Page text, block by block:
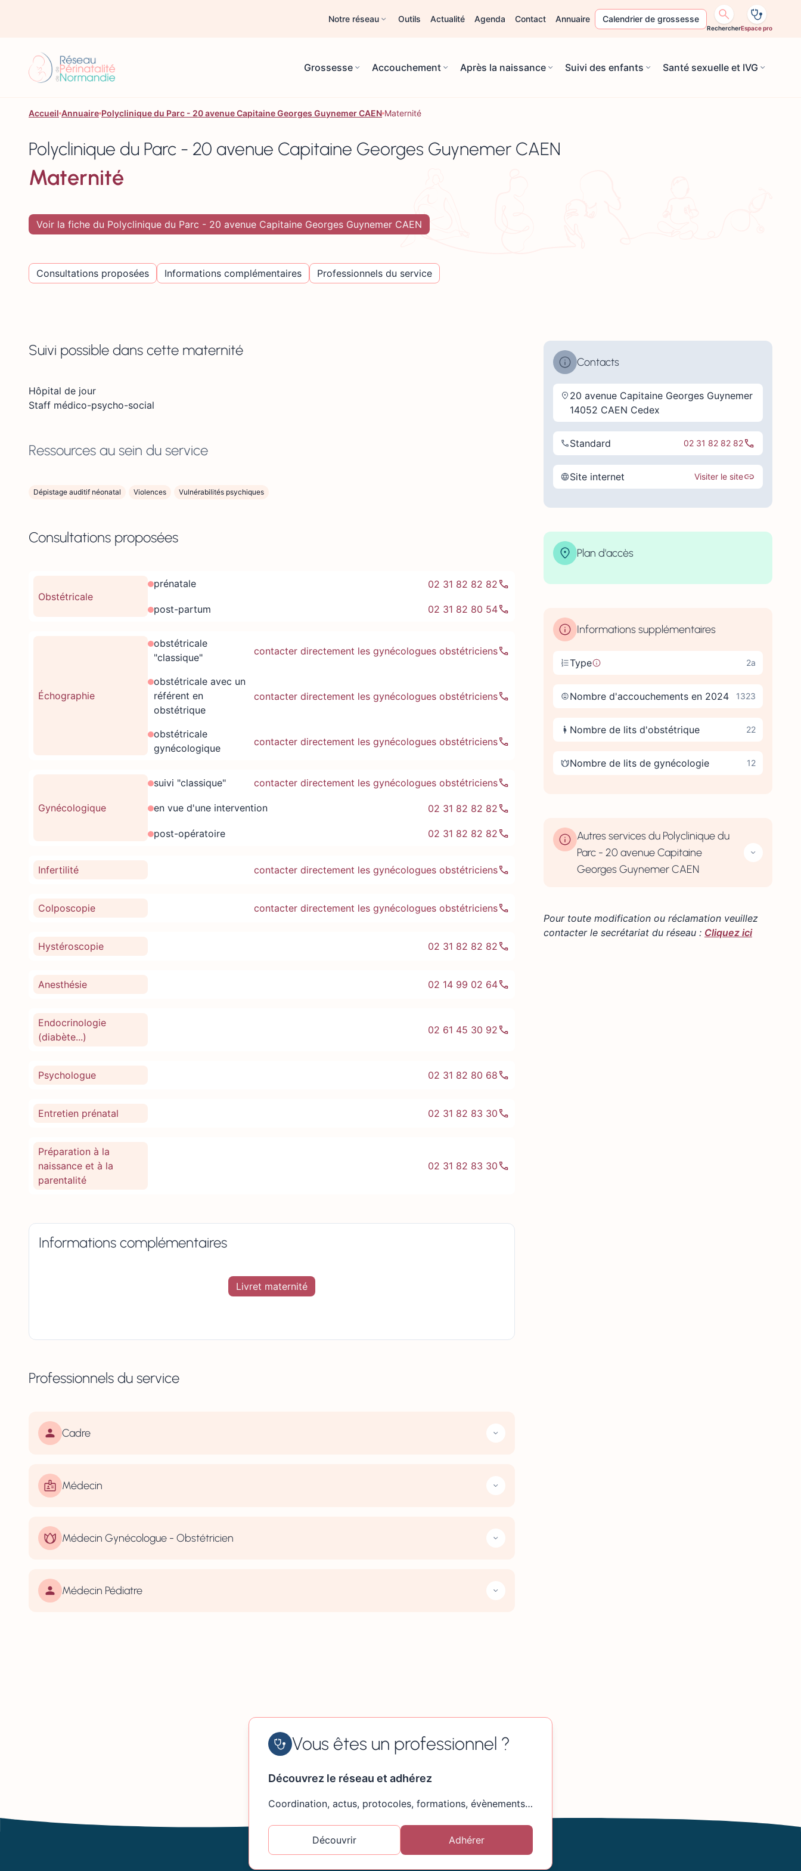
Notre réseau Outils Actualité Agenda Contact Annuaire Calendrier de grossesse
RechercherEspace pro
Grossesse Accouchement Après la naissance Suivi des enfants Santé sexuelle et IVG
Accueil Annuaire Polyclinique du Parc - 20 avenue Capitaine Georges Guynemer CAEN Maternité
Polyclinique du Parc - 20 avenue Capitaine Georges Guynemer CAEN
Maternité
Voir la fiche du Polyclinique du Parc - 20 avenue Capitaine Georges Guynemer CAEN
Consultations proposées Informations complémentaires Professionnels du service
Suivi possible dans cette maternité
Hôpital de jour
Staff médico-psycho-social
Ressources au sein du service
Dépistage auditif néonatal Violences Vulnérabilités psychiques
Consultations proposées
Obstétricale
prénatale 02 31 82 82 82
post-partum 02 31 82 80 54
Échographie
obstétricale
"classique"
contacter directement les gynécologues obstétriciens
obstétricale avec un
référent en
obstétrique
contacter directement les gynécologues obstétriciens
obstétricale
gynécologique
contacter directement les gynécologues obstétriciens
Gynécologique
suivi "classique" contacter directement les gynécologues obstétriciens
en vue d'une intervention 02 31 82 82 82
post-opératoire 02 31 82 82 82
Infertilité contacter directement les gynécologues obstétriciens
Colposcopie contacter directement les gynécologues obstétriciens
Hystéroscopie 02 31 82 82 82
Anesthésie 02 14 99 02 64
Endocrinologie
(diabète...)
02 61 45 30 92
Psychologue 02 31 82 80 68
Entretien prénatal 02 31 82 83 30
Préparation à la
naissance et à la
parentalité
02 31 82 83 30
Informations complémentaires
Livret maternité
Professionnels du service
Cadre
Médecin
Médecin Gynécologue - Obstétricien
Médecin Pédiatre
Contacts
20 avenue Capitaine Georges Guynemer
14052 CAEN Cedex
Standard 02 31 82 82 82
Site internet Visiter le site
Plan d'accès
×
Informations supplémentaires
Type 2a
Nombre d'accouchements en 2024 1323
Nombre de lits d'obstétrique 22
Nombre de lits de gynécologie 12
Autres services du Polyclinique du
Parc - 20 avenue Capitaine
Georges Guynemer CAEN
Pour toute modification ou réclamation veuillez
contacter le secrétariat du réseau : Cliquez ici
Vous êtes un professionnel ?
Découvrez le réseau et adhérez
Coordination, actus, protocoles, formations, évènements…
Découvrir Adhérer